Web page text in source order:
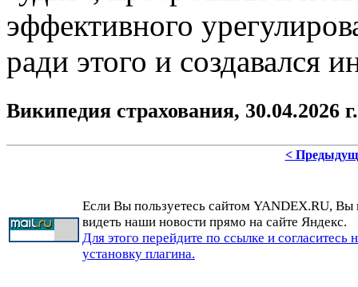
эффективного
ради этого и создавался
Википедия страхования, 30.04.2026 г.
<
Если Вы пользуетесь сайтом YANDEX.RU, Вы
видеть наши новости прямо на сайте Яндекс.
Для этого перейдите по ссылке и согласитесь
установку плагина.